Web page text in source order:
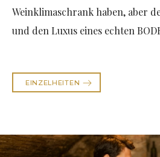
Weinklimaschrank haben, aber
und den Luxus eines echten
EINZELHEITEN